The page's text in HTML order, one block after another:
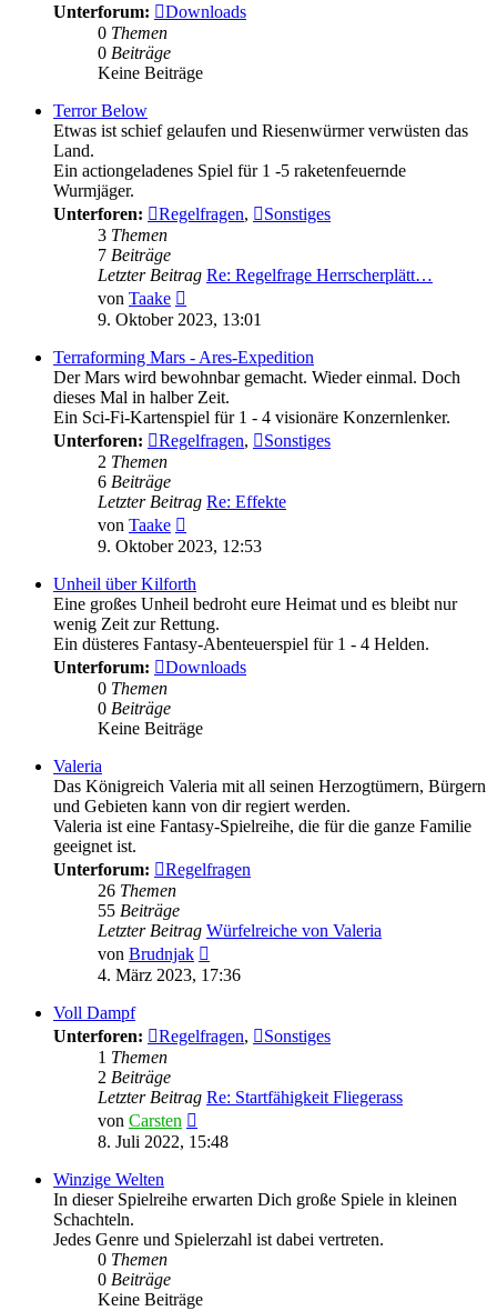
Unterforum:
Downloads
0 Themen
0 Beiträge
Keine Beiträge
Terror Below
Etwas ist schief gelaufen und Riesenwürmer verwüsten das
Land.
Ein actiongeladenes Spiel für 1 -5 raketenfeuernde
Wurmjäger.
Unterforen:
Regelfragen,
Sonstiges
3 Themen
7 Beiträge
Letzter Beitrag Re: Regelfrage Herrscherplätt…
von Taake
Beitrag
9. Oktober 2023, 13:01
Terraforming Mars - Ares-Expedition
Der Mars wird bewohnbar gemacht. Wieder einmal. Doch
dieses Mal in halber Zeit.
Ein Sci-Fi-Kartenspiel für 1 - 4 visionäre Konzernlenker.
Unterforen:
Regelfragen,
Sonstiges
2 Themen
6 Beiträge
Letzter Beitrag Re: Effekte
von Taake
Beitrag
9. Oktober 2023, 12:53
Unheil über Kilforth
Eine großes Unheil bedroht eure Heimat und es bleibt nur
wenig Zeit zur Rettung.
Ein düsteres Fantasy-Abenteuerspiel für 1 - 4 Helden.
Unterforum:
Downloads
0 Themen
0 Beiträge
Keine Beiträge
Valeria
Das Königreich Valeria mit all seinen Herzogtümern, Bürgern
und Gebieten kann von dir regiert werden.
Valeria ist eine Fantasy-Spielreihe, die für die ganze Familie
geeignet ist.
Unterforum:
Regelfragen
26 Themen
55 Beiträge
Letzter Beitrag Würfelreiche von Valeria
von Brudnjak
Beitrag
4. März 2023, 17:36
Voll Dampf
Unterforen:
Regelfragen,
Sonstiges
1 Themen
2 Beiträge
Letzter Beitrag Re: Startfähigkeit Fliegerass
von Carsten
Beitrag
8. Juli 2022, 15:48
Winzige Welten
In dieser Spielreihe erwarten Dich große Spiele in kleinen
Schachteln.
Jedes Genre und Spielerzahl ist dabei vertreten.
0 Themen
0 Beiträge
Keine Beiträge